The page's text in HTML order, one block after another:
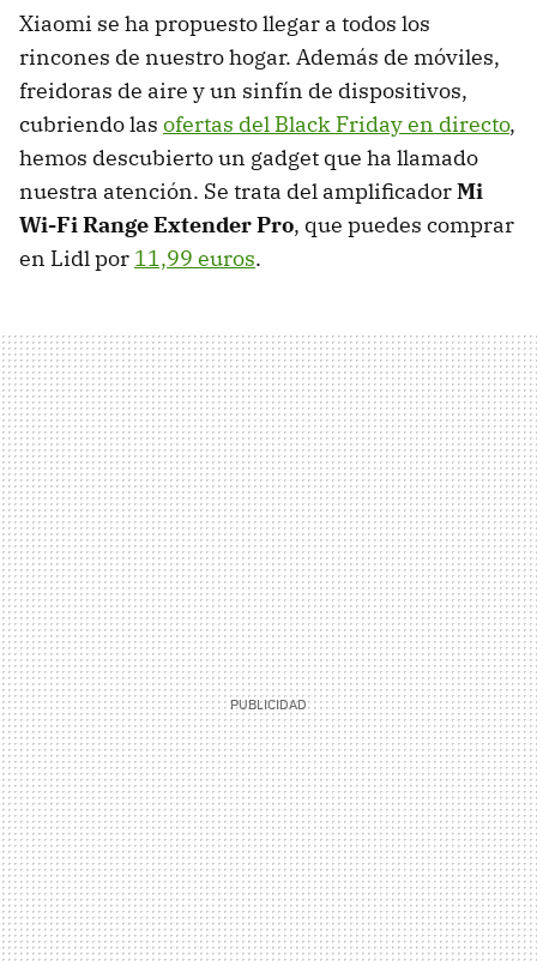
Xiaomi se ha propuesto llegar a todos los
rincones de nuestro hogar. Además de móviles,
freidoras de aire y un sinfín de dispositivos,
cubriendo las ofertas del Black Friday en directo,
hemos descubierto un gadget que ha llamado
nuestra atención. Se trata del amplificadorMi
Wi-Fi Range Extender Pro, que puedes comprar
en Lidl por 11,99 euros.